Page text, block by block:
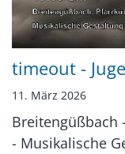
timeout -
11. März 2026
Breitengüßbach
- Musikalische